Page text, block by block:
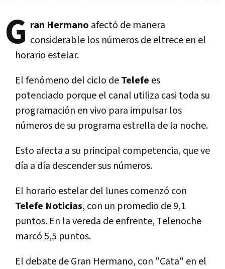
G ran Hermano afectó de manera
considerable los números de eltrece en el
horario estelar.
El fenómeno del ciclo deTelefe es
potenciado porque el canal utiliza casi toda su
programación en vivo para impulsar los
números de su programa estrella de la noche.
Esto afecta a su principal competencia, que ve
día a día descender sus números.
El horario estelar del lunes comenzó con
Telefe Noticias, con un promedio de 9,1
puntos. En la vereda de enfrente, Telenoche
marcó 5,5 puntos.
El debate de Gran Hermano, con "Cata" en el